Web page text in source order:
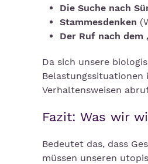
Die Suche nach
Stammesdenken
Der Ruf nach
Da sich unsere
Belastungssituationen
Verhaltensweisen
Fazit: Was wir
Bedeutet das, dass
müssen unseren